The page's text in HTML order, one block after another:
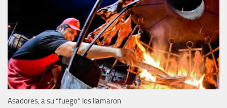
Asadores, a su “fuego” los llamaron